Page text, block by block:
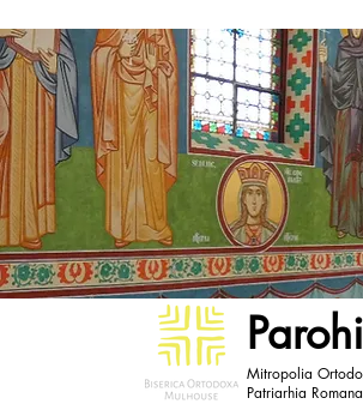
Mitropolia
Patriarhia Romana